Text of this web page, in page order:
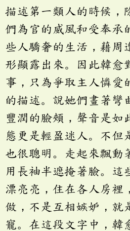
描述第一類人的時候，
們為官的威風和受奉承
些人驕奢的生活，藉周
形顯露出來。因此韓愈
事，只為爭取主人憐愛
的描述。說她們畫著彎
豐潤的臉頰，聲音是如
態更是輕盈迷人。不但
也很聰明。走起來飄動
用長袖半遮掩著臉。這
漂亮亮，住在各人房裡
做，不是互相嫉妒，就
寵。在這段文字中，韓